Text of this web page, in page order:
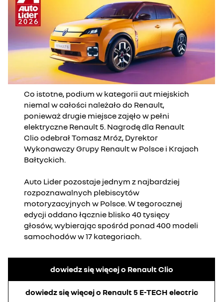
Co istotne, podium w kategorii aut miejskich
niemal w całości należało do Renault,
ponieważ drugie miejsce zajęło w pełni
elektryczne Renault 5. Nagrodę dla Renault
Clio odebrał Tomasz Mróz, Dyrektor
Wykonawczy Grupy Renault w Polsce i Krajach
Bałtyckich.
Auto Lider pozostaje jednym z najbardziej
rozpoznawalnych plebiscytów
motoryzacyjnych w Polsce. W tegorocznej
edycji oddano łącznie blisko 40 tysięcy
głosów, wybierając spośród ponad 400 modeli
samochodów w 17 kategoriach.
dowiedz się więcej o Renault Clio
dowiedz się więcej o Renault 5 E-TECH electric